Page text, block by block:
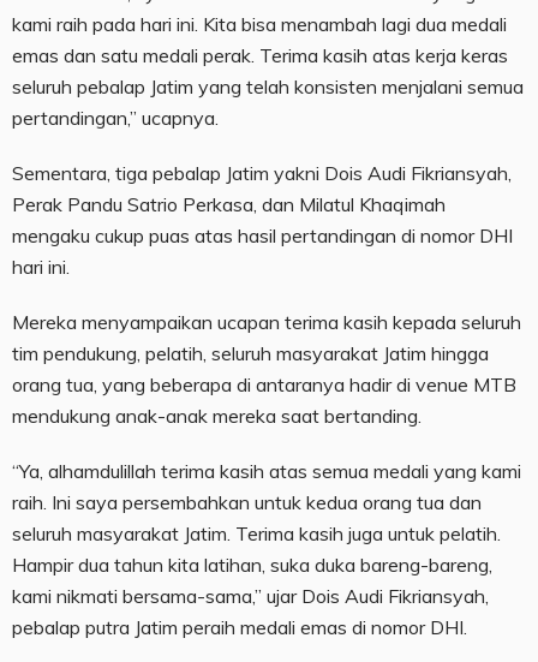
kami raih pada hari ini. Kita bisa menambah lagi dua medali
emas dan satu medali perak. Terima kasih atas kerja keras
seluruh pebalap Jatim yang telah konsisten menjalani semua
pertandingan,” ucapnya.
Sementara, tiga pebalap Jatim yakni Dois Audi Fikriansyah,
Perak Pandu Satrio Perkasa, dan Milatul Khaqimah
mengaku cukup puas atas hasil pertandingan di nomor DHI
hari ini.
Mereka menyampaikan ucapan terima kasih kepada seluruh
tim pendukung, pelatih, seluruh masyarakat Jatim hingga
orang tua, yang beberapa di antaranya hadir di venue MTB
mendukung anak-anak mereka saat bertanding.
“Ya, alhamdulillah terima kasih atas semua medali yang kami
raih. Ini saya persembahkan untuk kedua orang tua dan
seluruh masyarakat Jatim. Terima kasih juga untuk pelatih.
Hampir dua tahun kita latihan, suka duka bareng-bareng,
kami nikmati bersama-sama,” ujar Dois Audi Fikriansyah,
pebalap putra Jatim peraih medali emas di nomor DHI.